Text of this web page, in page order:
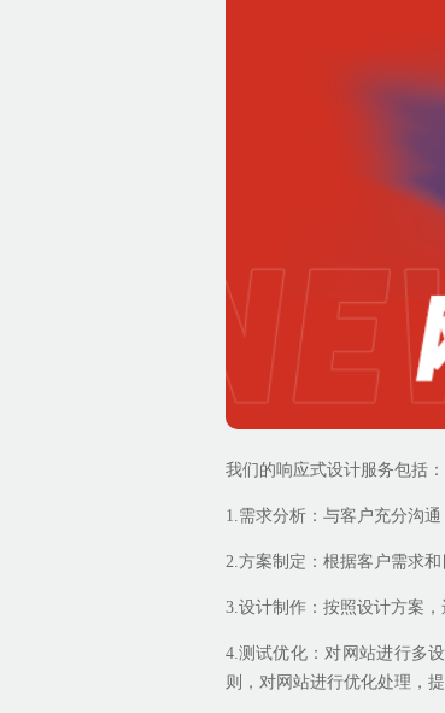
我们的响应式设计服务包括：
1.需求分析：与客户充分沟
2.方案制定：根据客户需求
3.设计制作：按照设计方案
4.测试优化：对网站进行多
则，对网站进行优化处理，